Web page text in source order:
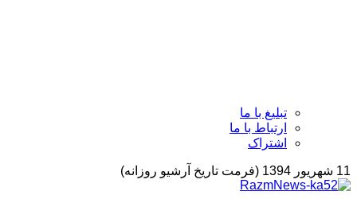
تبلیغ با ما
ارتباط با ما
اشتراک
11 شهریور 1394 (فرمت تاریخ آرشیو روزانه)